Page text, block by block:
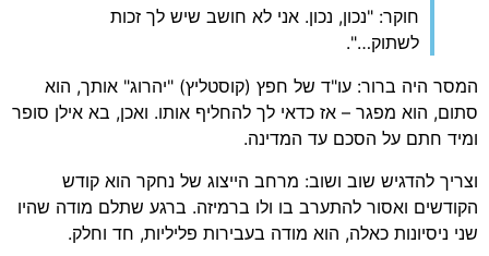
חוקר: "נכון, נכון. אני לא חושב שיש לך זכות
לשתוק…".
המסר היה ברור: עו"ד של חפץ (קוסטליץ) "יהרוג" אותך, הוא
סתום, הוא מפגר – אז כדאי לך להחליף אותו. ואכן, בא אילן סופר
ומיד חתם על הסכם עד המדינה.
וצריך להדגיש שוב ושוב: מרחב הייצוג של נחקר הוא קודש
הקודשים ואסור להתערב בו ולו ברמיזה. ברגע שתלם מודה שהיו
שני ניסיונות כאלה, הוא מודה בעבירות פליליות, חד וחלק.